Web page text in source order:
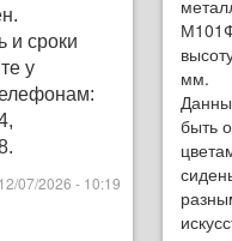
.
и сроки
у
12/07/2026 - 10:19
мм.
быть